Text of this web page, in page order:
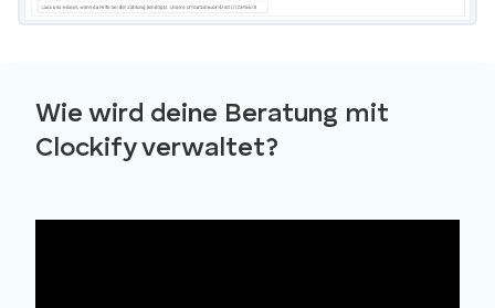
Wie wird deine Beratung mit
Clockify verwaltet?